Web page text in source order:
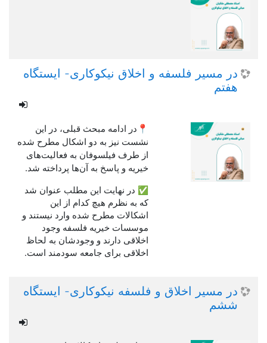
در مسیر فلسفه و اخلاق نیکوکاری- ایستگاه
هفتم
📍در ادامه مبحث قبلی، در این
نشست نیز به دو اشکال مطرح شده
از طرف فیلسوفان به فعالیت‌های
خیریه و پاسخ به آن‌ها پرداخته شد‌.
✅ در نهایت این مطلب عنوان شد
که به نظرم هیچ کدام از این
اشکالات مطرح شده وارد نیستند و
موسسات خیریه فلسفه وجود
اخلاقی دارند و وجودشان به لحاظ
اخلاقی برای جامعه سودمند است.
در مسیر اخلاق و فلسفه نیکوکاری- ایستگاه
ششم